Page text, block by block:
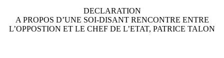
DECLARATION
A PROPOS D’UNE SOI-DISANT RENCONTRE ENTRE
L’OPPOSTION ET LE CHEF DE L’ETAT, PATRICE TALON